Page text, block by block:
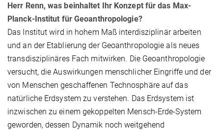
Herr Renn, was beinhaltet Ihr Konzept für das Max-
Planck-Institut für Geoanthropologie?
Das Institut wird in hohem Maß interdisziplinär arbeiten
und an der Etablierung der Geoanthropologie als neues
transdisziplinäres Fach mitwirken. Die Geoanthropologie
versucht, die Auswirkungen menschlicher Eingriffe und der
von Menschen geschaffenen Technosphäre auf das
natürliche Erdsystem zu verstehen. Das Erdsystem ist
inzwischen zu einem gekoppelten Mensch-Erde-System
geworden, dessen Dynamik noch weitgehend